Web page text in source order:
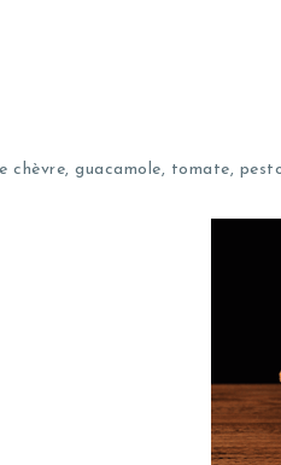
guacamole, tomate,